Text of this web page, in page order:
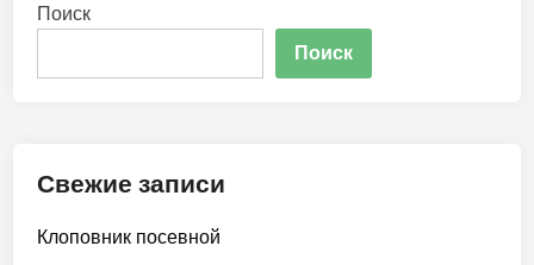
Поиск
Поиск
Свежие записи
Клоповник посевной